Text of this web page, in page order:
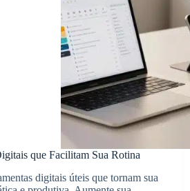
que Facilitam Sua Rotina
digitais úteis que tornam sua